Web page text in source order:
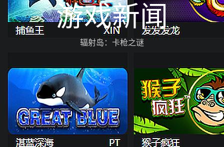
游戏新闻
辐射岛：卡枪之谜